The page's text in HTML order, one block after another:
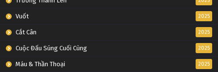
Vuốt 2025
Cắt Cân 2025
Cuộc Đấu Súng Cuối Cùng 2025
Máu & Thần Thoại 2025